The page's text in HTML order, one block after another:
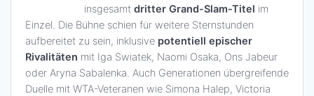
insgesamt dritter Grand-Slam-Titel im
Einzel. Die Bühne schien für weitere Sternstunden
aufbereitet zu sein, inklusive potentiell epischer
Rivalitäten mit Iga Swiatek, Naomi Osaka, Ons Jabeur
oder Aryna Sabalenka. Auch Generationen übergreifende
Duelle mit WTA-Veteranen wie Simona Halep, Victoria